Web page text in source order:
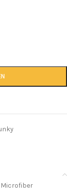
Microfiber